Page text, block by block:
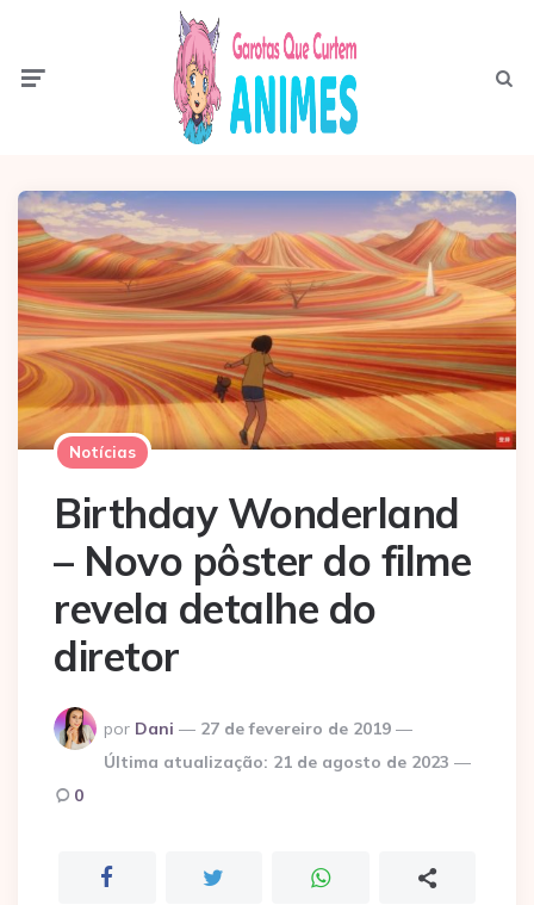
Notícias
Birthday Wonderland
– Novo pôster do filme
revela detalhe do
diretor
Postado
por
por Dani
27 de fevereiro de 2019
Última atualização: 21 de agosto de 2023
0